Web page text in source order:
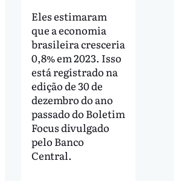
Eles estimaram
que a economia
brasileira cresceria
0,8% em 2023. Isso
está registrado na
edição de 30 de
dezembro do ano
passado do Boletim
Focus divulgado
pelo Banco
Central.